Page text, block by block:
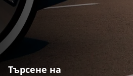
Търсене на